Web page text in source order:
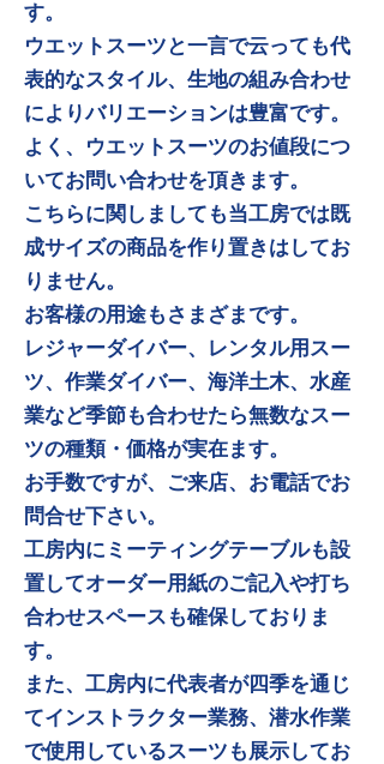
す。
ウエットスーツと一言で云っても代
表的なスタイル、生地の組み合わせ
によりバリエーションは豊富です。
よく、ウエットスーツのお値段につ
いてお問い合わせを頂きます。
こちらに関しましても当工房では既
成サイズの商品を作り置きはしてお
りません。
お客様の用途もさまざまです。
レジャーダイバー、レンタル用スー
ツ、作業ダイバー、海洋土木、水産
業など季節も合わせたら無数なスー
ツの種類・価格が実在ます。
お手数ですが、ご来店、お電話でお
問合せ下さい。
工房内にミーティングテーブルも設
置してオーダー用紙のご記入や打ち
合わせスペースも確保しておりま
す。
また、工房内に代表者が四季を通じ
てインストラクター業務、潜水作業
で使用しているスーツも展示してお